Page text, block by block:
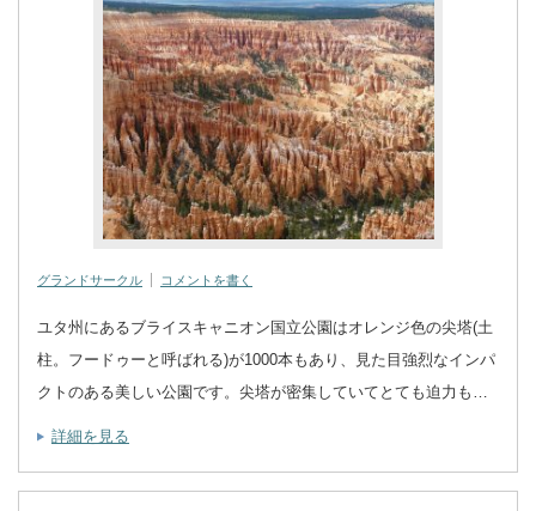
グランドサークル コメントを書く
ユタ州にあるブライスキャニオン国立公園はオレンジ色の尖塔(土
柱。フードゥーと呼ばれる)が1000本もあり、見た目強烈なインパ
クトのある美しい公園です。尖塔が密集していてとても迫力も…
詳細を見る